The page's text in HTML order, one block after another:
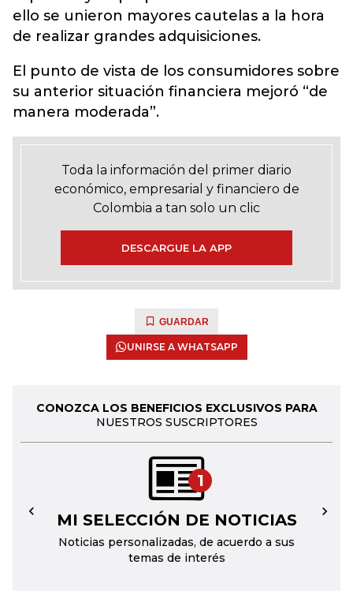
ello se unieron mayores cautelas a la hora
de realizar grandes adquisiciones.
El punto de vista de los consumidores sobre
su anterior situación financiera mejoró “de
manera moderada”.
Toda la información del primer diario
económico, empresarial y financiero de
Colombia a tan solo un clic
DESCARGUE LA APP
GUARDAR
UNIRSE A WHATSAPP
CONOZCA LOS BENEFICIOS EXCLUSIVOS PARA
NUESTROS SUSCRIPTORES
1
MI SELECCIÓN DE NOTICIAS
Noticias personalizadas, de acuerdo a sus
temas de interés
← →